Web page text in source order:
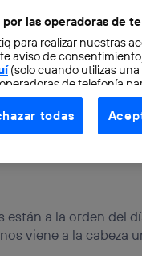
que han
oscilar entre 1993 y
eléctricos,
están a la orden del
viene a la cabeza
las operadoras de
para realizar nuestras
aviso de
(solo cuando utilizas una
de telefonía
prioridad
de cliente de
teléfono móvil).
por lo que cualquier
recibirá el mismo
todas